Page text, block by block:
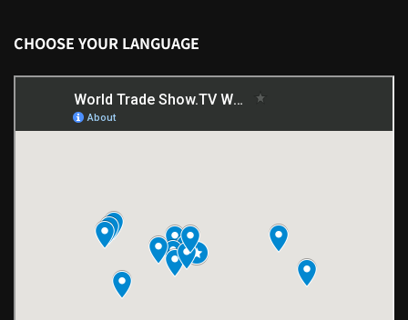
CHOOSE YOUR LANGUAGE